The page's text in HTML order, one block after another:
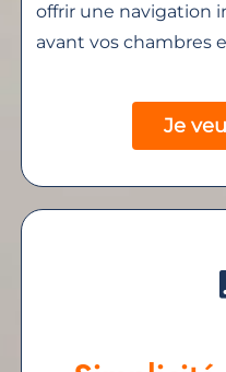
offrir une navigation
avant vos chambres
Je